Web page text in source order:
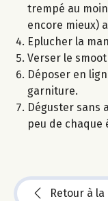
trempé au
encore mieux)
Eplucher la
Verser le
Déposer en
garniture.
Déguster sans
peu de chaque
Retour à la